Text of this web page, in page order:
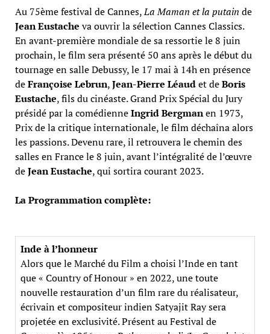
Au 75ème festival de Cannes,La Maman et la putain de
Jean Eustache va ouvrir la sélection Cannes Classics.
En avant-première mondiale de sa ressortie le 8 juin
prochain, le film sera présenté 50 ans après le début du
tournage en salle Debussy, le 17 mai à 14h en présence
deFrançoise Lebrun,Jean-Pierre Léaudet deBoris
Eustache, fils du cinéaste. Grand Prix Spécial du Jury
présidé par la comédienneIngrid Bergmanen 1973,
Prix de la critique internationale, le film déchaîna alors
les passions. Devenu rare, il retrouvera le chemin des
salles en France le 8 juin, avant l’intégralité de l’œuvre
deJean Eustache, qui sortira courant 2023.
La Programmation complète:
Inde à l’honneur
Alors que le Marché du Film a choisi l’Inde en tant
que « Country of Honour » en 2022, une toute
nouvelle restauration d’un film rare du réalisateur,
écrivain et compositeur indien Satyajit Ray sera
projetée en exclusivité. Présent au Festival de